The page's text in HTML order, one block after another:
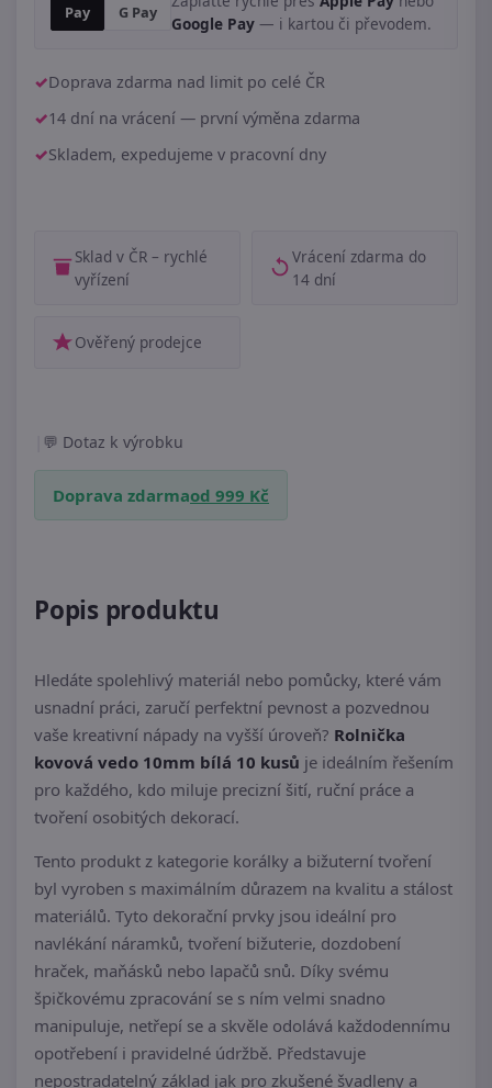
Pay G Pay
Google Pay — i kartou či převodem.
Doprava zdarma nad limit po celé ČR
14 dní na vrácení — první výměna zdarma
Skladem, expedujeme v pracovní dny
Sklad v ČR – rychlé
vyřízení
Vrácení zdarma do
14 dní
Ověřený prodejce
Dotaz k výrobku
Doprava zdarmaod 999 Kč
Popis produktu
Hledáte spolehlivý materiál nebo pomůcky, které vám
usnadní práci, zaručí perfektní pevnost a pozvednou
vaše kreativní nápady na vyšší úroveň? Rolnička
kovová vedo 10mm bílá 10 kusů je ideálním řešením
pro každého, kdo miluje precizní šití, ruční práce a
tvoření osobitých dekorací.
Tento produkt z kategorie korálky a bižuterní tvoření
byl vyroben s maximálním důrazem na kvalitu a stálost
materiálů. Tyto dekorační prvky jsou ideální pro
navlékání náramků, tvoření bižuterie, dozdobení
hraček, maňásků nebo lapačů snů. Díky svému
špičkovému zpracování se s ním velmi snadno
manipuluje, netřepí se a skvěle odolává každodennímu
opotřebení i pravidelné údržbě. Představuje
nepostradatelný základ jak pro zkušené švadleny a